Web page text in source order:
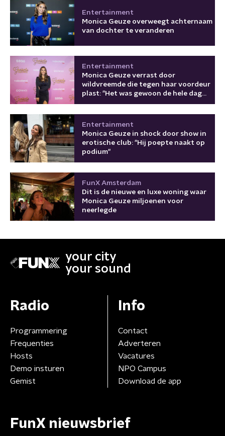
Entertainment
Monica Geuze overweegt achternaam
van dochter te veranderen
Entertainment
Monica Geuze verrast door
wildvreemde die tegen haar voordeur
plast: "Het was gewoon de hele dag
nat"
Entertainment
Monica Geuze in shock door show in
erotische club: "Hij poepte naakt op
podium"
FunX Amsterdam
Dit is de nieuwe en luxe woning waar
Monica Geuze miljoenen voor
neerlegde
your city
your sound
Radio
Programmering
Frequenties
Hosts
Demo insturen
Gemist
Info
Contact
Adverteren
Vacatures
NPO Campus
Download de app
FunX nieuwsbrief